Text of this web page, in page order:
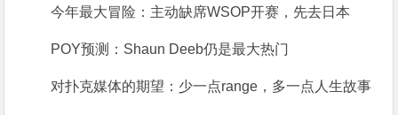
今年最大冒险：主动缺席WSOP开赛，先去日本
POY预测：Shaun Deeb仍是最大热门
对扑克媒体的期望：少一点range，多一点人生故事